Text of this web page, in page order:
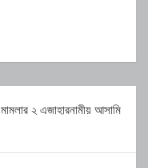
২ এজাহারনামীয় আসামি